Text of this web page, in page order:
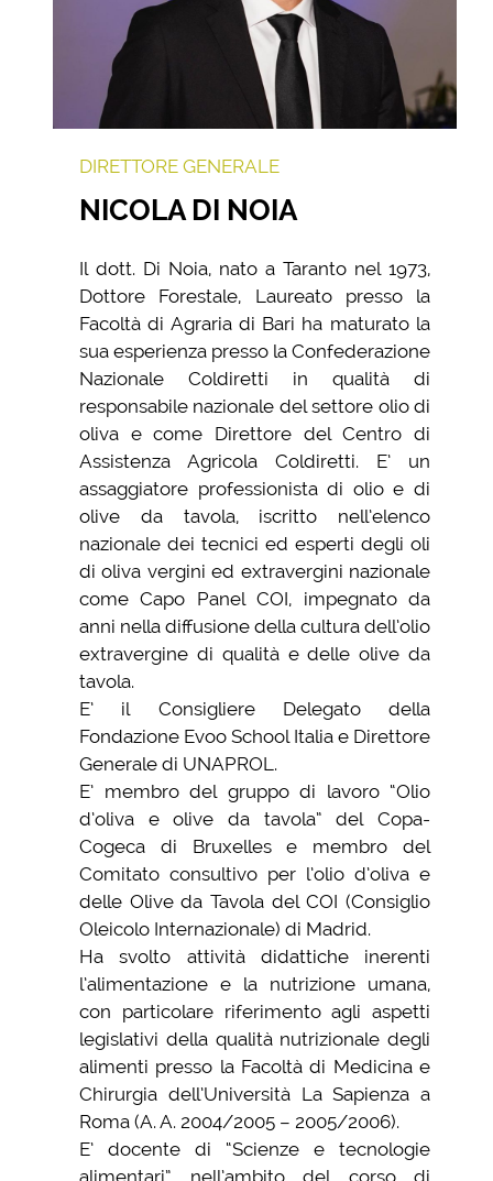
DIRETTORE GENERALE
NICOLA DI NOIA
Il dott. Di Noia, nato a Taranto nel 1973,
Dottore Forestale, Laureato presso la
Facoltà di Agraria di Bari ha maturato la
sua esperienza presso la Confederazione
Nazionale Coldiretti in qualità di
responsabile nazionale del settore olio di
oliva e come Direttore del Centro di
Assistenza Agricola Coldiretti. E’ un
assaggiatore professionista di olio e di
olive da tavola, iscritto nell’elenco
nazionale dei tecnici ed esperti degli oli
di oliva vergini ed extravergini nazionale
come Capo Panel COI, impegnato da
anni nella diffusione della cultura dell’olio
extravergine di qualità e delle olive da
tavola.
E’ il Consigliere Delegato della
Fondazione Evoo School Italia e Direttore
Generale di UNAPROL.
E’ membro del gruppo di lavoro “Olio
d’oliva e olive da tavola” del Copa-
Cogeca di Bruxelles e membro del
Comitato consultivo per l’olio d’oliva e
delle Olive da Tavola del COI (Consiglio
Oleicolo Internazionale) di Madrid.
Ha svolto attività didattiche inerenti
l’alimentazione e la nutrizione umana,
con particolare riferimento agli aspetti
legislativi della qualità nutrizionale degli
alimenti presso la Facoltà di Medicina e
Chirurgia dell’Università La Sapienza a
Roma (A. A. 2004/2005 – 2005/2006).
E’ docente di “Scienze e tecnologie
alimentari” nell’ambito del corso di